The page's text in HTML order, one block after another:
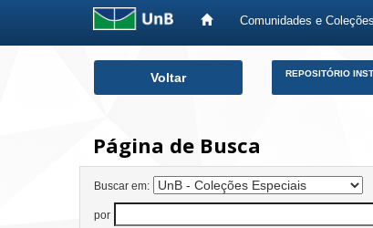
Comunidades e Coleções
Voltar REPOSITÓRIO
Página de Busca
Buscar em:
por